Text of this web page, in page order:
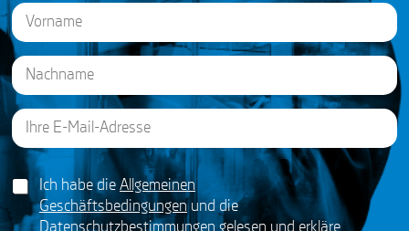
N
a
m
e
*
First
Last
G
D
P
A
r
E
m
a
lG
D
Ich habe die Allgemeinen
Geschäftsbedingungenund die
Datenschutzbestimmungengelesen und erkläre